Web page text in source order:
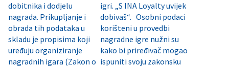
dobitnika i dodjelu
nagrada. Prikupljanje i
obrada tih podataka u
skladu je propisima koji
uređuju organiziranje
nagradnih igara (Zakon o
igri. „S INA Loyalty uvijek
dobivaš“. Osobni podaci
korišteni u provedbi
nagradne igre nužni su
kako bi priređivač mogao
ispuniti svoju zakonsku